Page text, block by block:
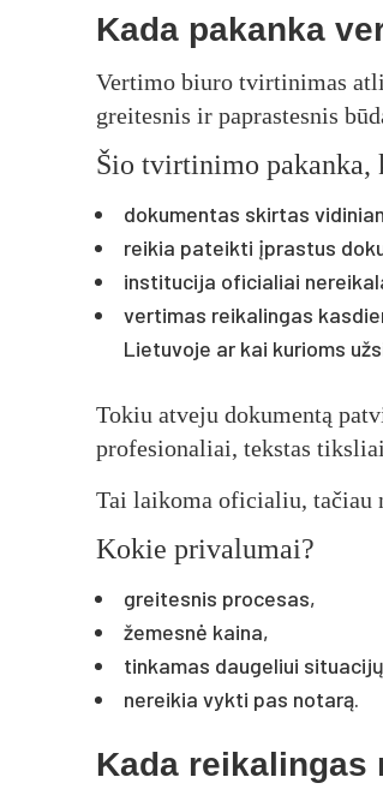
Kada pakanka
Vertimo biuro tvirtinimas
greitesnis ir paprastesnis
Šio tvirtinimo pakanka,
dokumentas skirtas
reikia pateikti įprastus
institucija oficialiai
vertimas reikalingas
Lietuvoje ar kai kurioms
Tokiu atveju dokumentą
profesionaliai, tekstas
Tai laikoma oficialiu, tačiau
Kokie privalumai?
greitesnis procesas,
žemesnė kaina,
tinkamas daugeliui
nereikia vykti pas notarą.
Kada